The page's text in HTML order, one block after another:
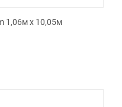
1,06м х 10,05м